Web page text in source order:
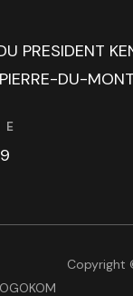
PRESIDENT
DU-MONT
Copyright